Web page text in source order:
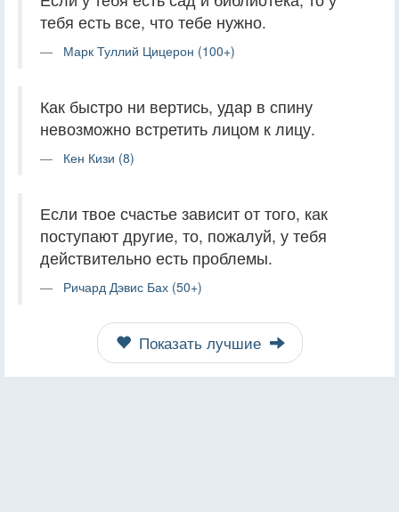
тебя есть все, что тебе нужно.
Марк Туллий Цицерон (100+)
Как быстро ни вертись, удар в спину
невозможно встретить лицом к лицу.
Кен Кизи (8)
Если твое счастье зависит от того, как
поступают другие, то, пожалуй, у тебя
действительно есть проблемы.
Ричард Дэвис Бах (50+)
Показать лучшие